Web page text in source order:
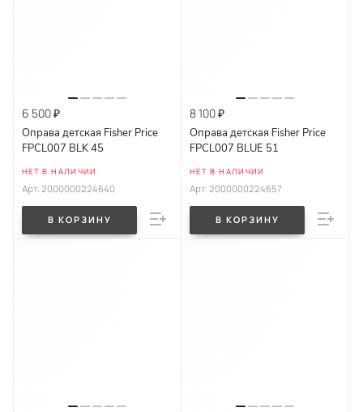
6 500 ₽
Оправа детская Fisher Price
FPCL007 BLK 45
НЕТ В НАЛИЧИИ
Арт. 2000000224640
В КОРЗИНУ
8 100 ₽
Оправа детская Fisher Price
FPCL007 BLUE 51
НЕТ В НАЛИЧИИ
Арт. 2000000224657
В КОРЗИНУ